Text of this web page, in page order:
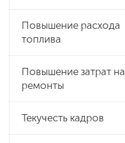
Повышение расхода
топлива
Повышение затрат на
ремонты
Текучесть кадров